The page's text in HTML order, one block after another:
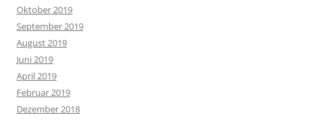
Oktober 2019
September 2019
August 2019
Juni 2019
April 2019
Februar 2019
Dezember 2018